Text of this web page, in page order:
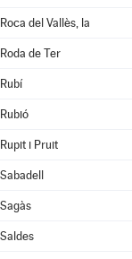
Roca del Vallès, la
Roda de Ter
Rubí
Rubió
Rupit i Pruit
Sabadell
Sagàs
Saldes